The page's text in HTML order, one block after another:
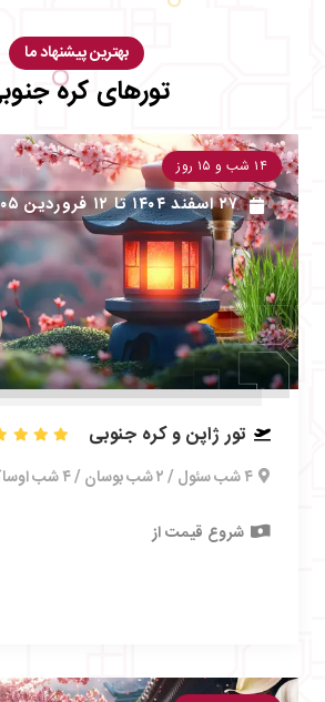
بهترین پیشنهاد ما
تورهای کره
۱۴ شب و ۱۵ روز
۲۷ اسفند ۱۴۰۴ تا۱۲ فروردین ۱۴۰۵
تور ژاپن و کره جنوبی
۴ شب سئول / ۲ شب بوسان / ۴ شب اوساکا / ۴ شب توکیو
شروع قیمت از